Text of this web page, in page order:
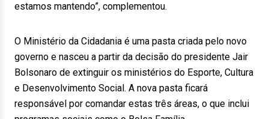
estamos mantendo”, complementou.
O Ministério da Cidadania é uma pasta criada pelo novo
governo e nasceu a partir da decisão do presidente Jair
Bolsonaro de extinguir os ministérios do Esporte, Cultura
e Desenvolvimento Social. A nova pasta ficará
responsável por comandar estas três áreas, o que inclui